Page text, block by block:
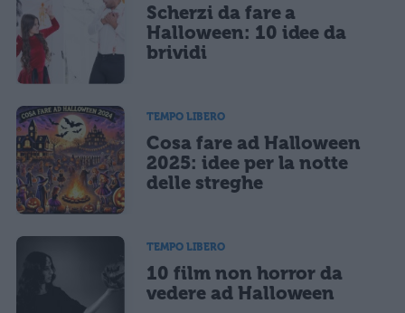
Scherzi da fare a
Halloween: 10 idee da
brividi
TEMPO LIBERO
Cosa fare ad Halloween
2025: idee per la notte
delle streghe
TEMPO LIBERO
10 film non horror da
vedere ad Halloween